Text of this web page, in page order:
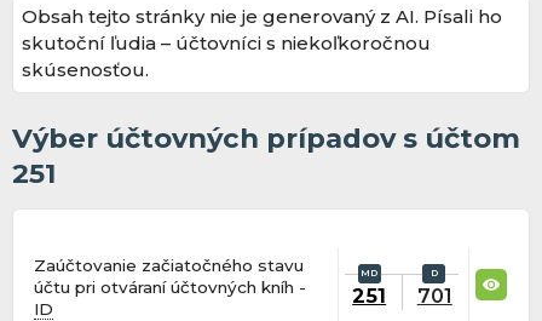
Obsah tejto stránky nie je generovaný z AI. Písali ho
skutoční ľudia – účtovníci s niekoľkoročnou
skúsenosťou.
Výber účtovných prípadov s účtom
251
Zaúčtovanie začiatočného stavu
účtu pri otváraní účtovných kníh -
ID
251 701